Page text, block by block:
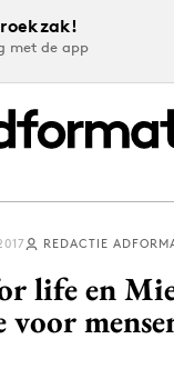
met de app
nieuws via
REDACTIE
life en
voor